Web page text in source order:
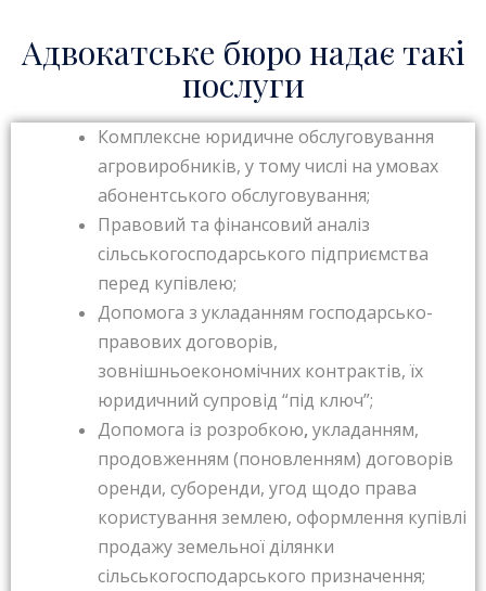
Адвокатське бюро надає такі
послуги
Комплексне юридичне обслуговування
агровиробників, у тому числі на умовах
абонентського обслуговування;
Правовий та фінансовий аналіз
сільськогосподарського підприємства
перед купівлею;
Допомога з укладанням господарсько-
правових договорів,
зовнішньоекономічних контрактів, їх
юридичний супровід “під ключ”;
Допомога із розробкою, укладанням,
продовженням (поновленням) договорів
оренди, суборенди, угод щодо права
користування землею, оформлення купівлі
продажу земельної ділянки
сільськогосподарського призначення;